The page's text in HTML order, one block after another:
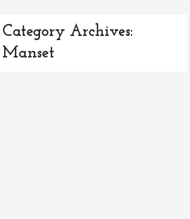
Category Archives:
Manset